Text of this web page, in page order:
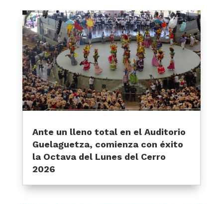
Ante un lleno total en el Auditorio
Guelaguetza, comienza con éxito
la Octava del Lunes del Cerro
2026